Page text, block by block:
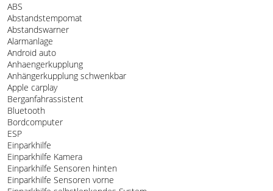
ABS
Abstandstempomat
Abstandswarner
Alarmanlage
Android auto
Anhaengerkupplung
Anhängerkupplung schwenkbar
Apple carplay
Berganfahrassistent
Bluetooth
Bordcomputer
ESP
Einparkhilfe
Einparkhilfe Kamera
Einparkhilfe Sensoren hinten
Einparkhilfe Sensoren vorne